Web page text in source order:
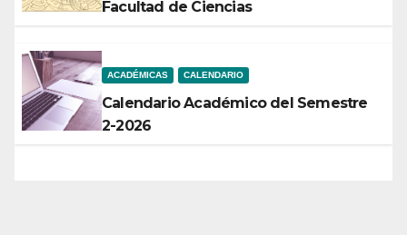
Facultad de Ciencias
ACADÉMICAS CALENDARIO
Calendario Académico del Semestre
2-2026